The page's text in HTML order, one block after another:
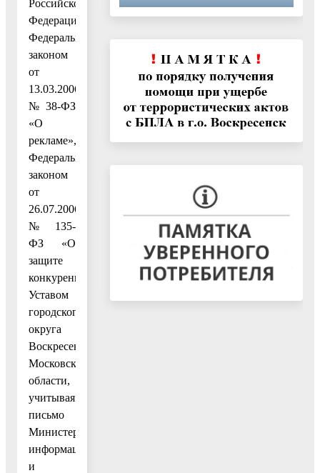
Российской
Федерации»,
Федеральным
законом
от
13.03.2006
№ 38-ФЗ
«О
рекламе»,
Федеральным
законом
от
26.07.2006
№ 135-
ФЗ «О
защите
конкуренции»,
Уставом
городского
округа
Воскресенск
Московской
области,
учитывая
письмо
Министерства
информационных
и